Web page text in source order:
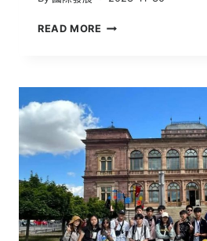
READ MORE 德
暨
人
文
藝
術
經
典
之
旅